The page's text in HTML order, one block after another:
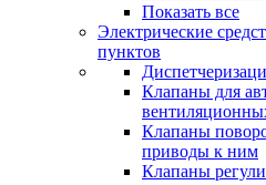
Показать все
Электрические
пунктов
Клапаны для
Клапаны
приводы к ним
Клапаны